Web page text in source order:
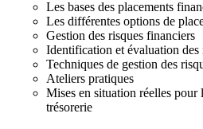
Les bases des placements
Les différentes options de
Gestion des risques financiers
Identification et évaluation des
Techniques de gestion des
Ateliers pratiques
Mises en situation réelles pour
trésorerie